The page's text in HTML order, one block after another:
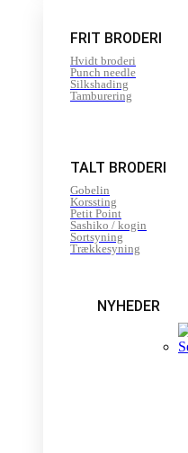
FRIT BRODERI
Hvidt broderi
Punch needle
Silkshading
Tamburering
TALT BRODERI
Gobelin
Korssting
Petit Point
Sashiko / kogin
Sortsyning
Trækkesyning
NYHEDER